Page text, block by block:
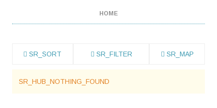
HOME
SR_SORT SR_FILTER SR_MAP
SR_HUB_NOTHING_FOUND